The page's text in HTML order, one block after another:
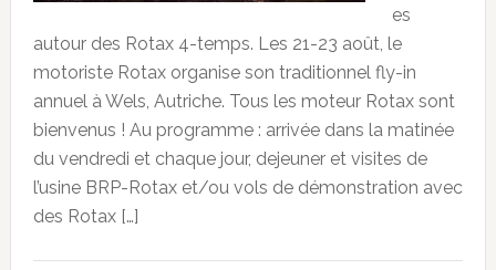
es
autour des Rotax 4-temps. Les 21-23 août, le
motoriste Rotax organise son traditionnel fly-in
annuel à Wels, Autriche. Tous les moteur Rotax sont
bienvenus ! Au programme : arrivée dans la matinée
du vendredi et chaque jour, dejeuner et visites de
l’usine BRP-Rotax et/ou vols de démonstration avec
des Rotax […]